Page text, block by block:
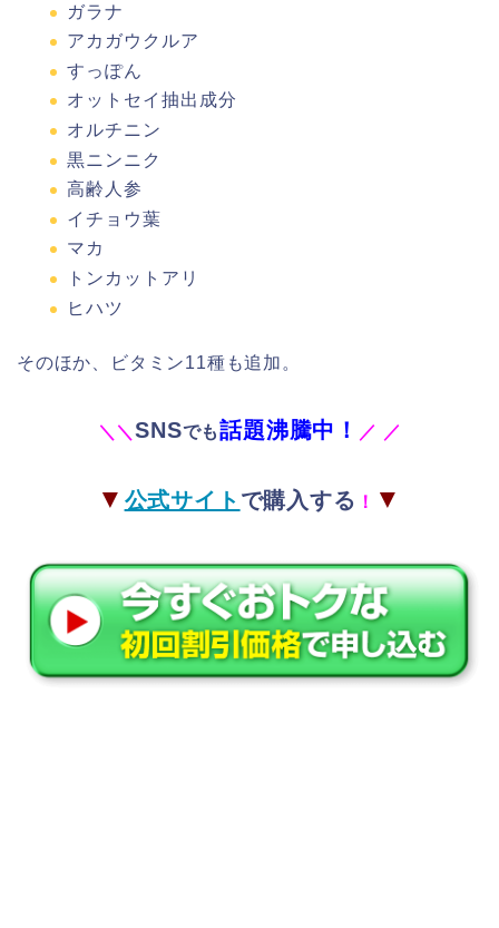
ガラナ
アカガウクルア
すっぽん
オットセイ抽出成分
オルチニン
黒ニンニク
高齢人参
イチョウ葉
マカ
トンカットアリ
ヒハツ
そのほか、ビタミン11種も追加。
＼ ＼SNSでも話題沸騰中！ ／ ／
▼ 公式サイト で購入する ！ ▼